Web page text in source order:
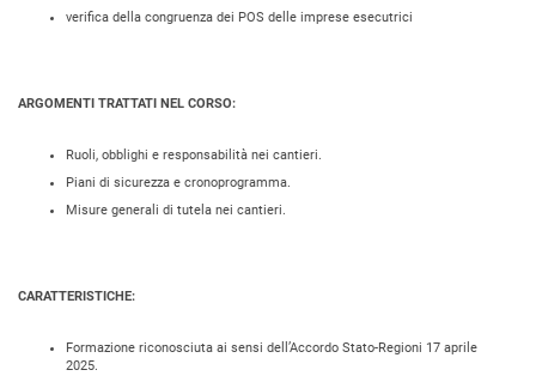
verifica della congruenza dei POS delle imprese esecutrici
ARGOMENTI TRATTATI NEL CORSO:
Ruoli, obblighi e responsabilità nei cantieri.
Piani di sicurezza e cronoprogramma.
Misure generali di tutela nei cantieri.
CARATTERISTICHE:
Formazione riconosciuta ai sensi dell’Accordo Stato-Regioni 17 aprile
2025.